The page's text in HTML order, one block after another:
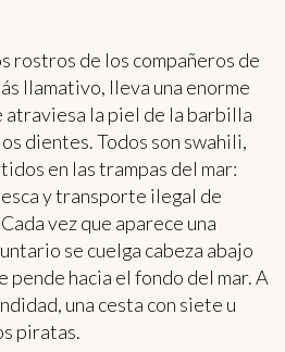
rostros de los compañeros de
llamativo, lleva una enorme
atraviesa la piel de la barbilla
dientes. Todos son swahili,
en las trampas del mar:
y transporte ilegal de
vez que aparece una
se cuelga cabeza abajo
pende hacia el fondo del mar. A
una cesta con siete u
piratas.